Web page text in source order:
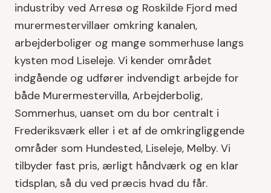
industriby ved Arresø og Roskilde Fjord med
murermestervillaer omkring kanalen,
arbejderboliger og mange sommerhuse langs
kysten mod Liseleje. Vi kender området
indgående og udfører indvendigt arbejde for
både Murermestervilla, Arbejderbolig,
Sommerhus, uanset om du bor centralt i
Frederiksværk eller i et af de omkringliggende
områder som Hundested, Liseleje, Melby. Vi
tilbyder fast pris, ærligt håndværk og en klar
tidsplan, så du ved præcis hvad du får.